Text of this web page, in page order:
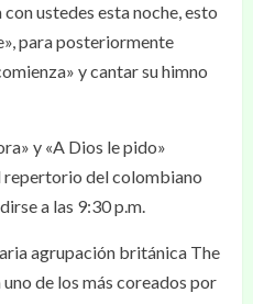
ustedes esta noche, esto
para posteriormente
y cantar su himno
y «A Dios le pido»
del colombiano
a las 9:30 p.m.
agrupación británica The
de los más coreados por